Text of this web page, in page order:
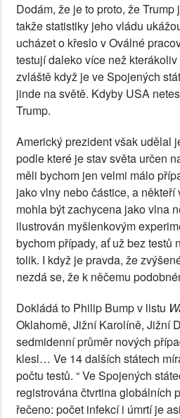
Dodám, že je to proto, že
takže statistiky jeho vládu
ucházet o křeslo v Oválné
testují daleko více než
zvláště když je ve Spojených
jinde na světě. Kdyby USA
Trump.
Americký prezident však udělal
podle které je stav světa určen
měli bychom jen velmi málo
jako vlny nebo částice, a
mohla být zachycena jako vlna
ilustrován myšlenkovým
bychom případy, ať už bez testů
tolik. I když je pravda, že
nezdá se, že k něčemu
Dokládá to Philip Bump v listu
Oklahomě, Jižní Karolíně, Jižní
sedmidenní průměr nových
klesl… Ve 14 dalších státech
počtu testů. “ Ve Spojených
registrována čtvrtina globálních
řečeno: počet infekcí i úmrtí je